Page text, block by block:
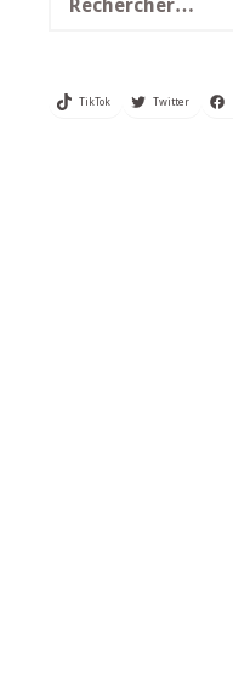
TikTok Twitter